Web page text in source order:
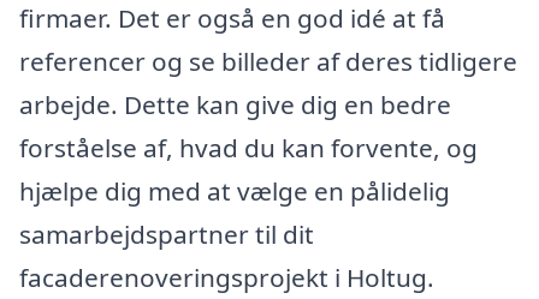
firmaer. Det er også en god idé at få
referencer og se billeder af deres tidligere
arbejde. Dette kan give dig en bedre
forståelse af, hvad du kan forvente, og
hjælpe dig med at vælge en pålidelig
samarbejdspartner til dit
facaderenoveringsprojekt i Holtug.